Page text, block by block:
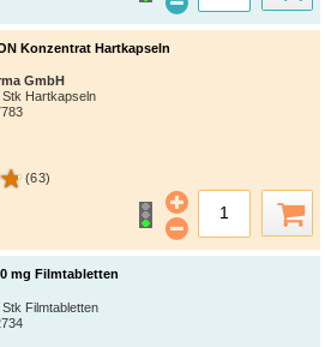
Konzentrat Hartkapseln
GmbH
Stk Hartkapseln
(63)
mg Filmtabletten
Stk Filmtabletten